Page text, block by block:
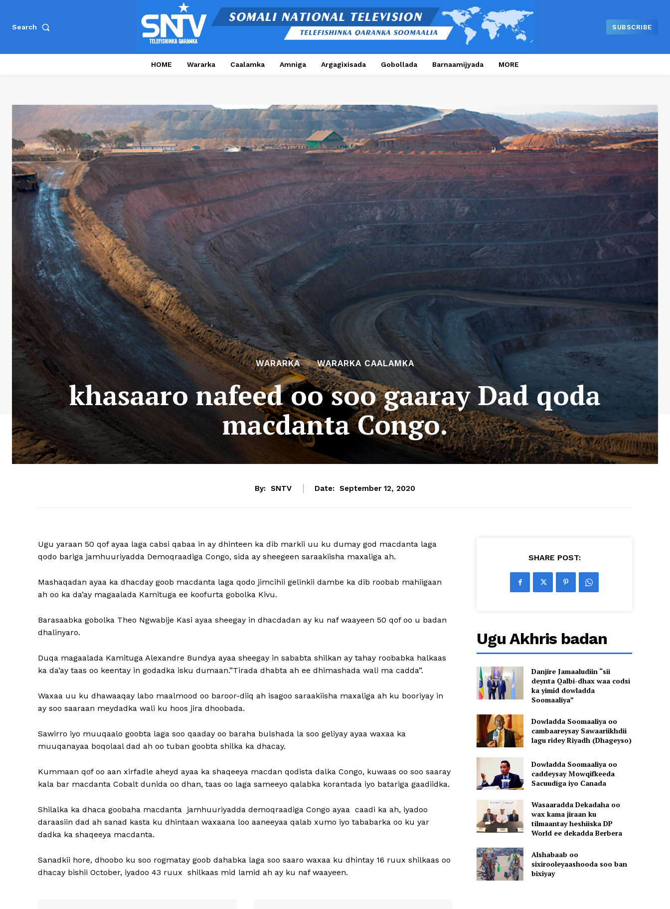
Search SUBSCRIBE
HOME Wararka Caalamka Amniga Argagixisada Gobollada Barnaamijyada MORE
WARARKA WARARKA CAALAMKA
khasaaro nafeed oo soo gaaray Dad qoda
macdanta Congo.
By: SNTV Date: September 12, 2020
Ugu yaraan 50 qof ayaa laga cabsi qabaa in ay dhinteen ka dib markii uu ku dumay god macdanta laga
qodo bariga jamhuuriyadda Demoqraadiga Congo, sida ay sheegeen saraakiisha maxaliga ah.
Mashaqadan ayaa ka dhacday goob macdanta laga qodo jimcihii gelinkii dambe ka dib roobab mahiigaan
ah oo ka da’ay magaalada Kamituga ee koofurta gobolka Kivu.
Barasaabka gobolka Theo Ngwabije Kasi ayaa sheegay in dhacdadan ay ku naf waayeen 50 qof oo u badan
dhalinyaro.
Duqa magaalada Kamituga Alexandre Bundya ayaa sheegay in sababta shilkan ay tahay roobabka halkaas
ka da’ay taas oo keentay in godadka isku dumaan.”Tirada dhabta ah ee dhimashada wali ma cadda”.
Waxaa uu ku dhawaaqay labo maalmood oo baroor-diiq ah isagoo saraakiisha maxaliga ah ku booriyay in
ay soo saaraan meydadka wali ku hoos jira dhoobada.
Sawirro iyo muuqaalo goobta laga soo qaaday oo baraha bulshada la soo geliyay ayaa waxaa ka
muuqanayaa boqolaal dad ah oo tuban goobta shilka ka dhacay.
Kummaan qof oo aan xirfadle aheyd ayaa ka shaqeeya macdan qodista dalka Congo, kuwaas oo soo saaray
kala bar macdanta Cobalt dunida oo dhan, taas oo laga sameeyo qalabka korantada iyo batariga gaadiidka.
Shilalka ka dhaca goobaha macdanta jamhuuriyadda demoqraadiga Congo ayaa caadi ka ah, iyadoo
daraasiin dad ah sanad kasta ku dhintaan waxaana loo aaneeyaa qalab xumo iyo tababarka oo ku yar
dadka ka shaqeeya macdanta.
Sanadkii hore, dhoobo ku soo rogmatay goob dahabka laga soo saaro waxaa ku dhintay 16 ruux shilkaas oo
dhacay bishii October, iyadoo 43 ruux shilkaas mid lamid ah ay ku naf waayeen.
SHARE POST:
Ugu Akhris badan
Danjire Jamaaludiin “sii
deynta Qalbi-dhax waa codsi
ka yimid dowladda
Soomaaliya”
Dowladda Soomaaliya oo
cambaareysay Sawaariikhdii
lagu ridey Riyadh (Dhageyso)
Dowladda Soomaaliya oo
caddeysay Mowqifkeeda
Sacuudiga iyo Canada
Wasaaradda Dekadaha oo
wax kama jiraan ku
tilmaantay heshiiska DP
World ee dekadda Berbera
Alshabaab oo
sixirooleyaashooda soo ban
bixiyay